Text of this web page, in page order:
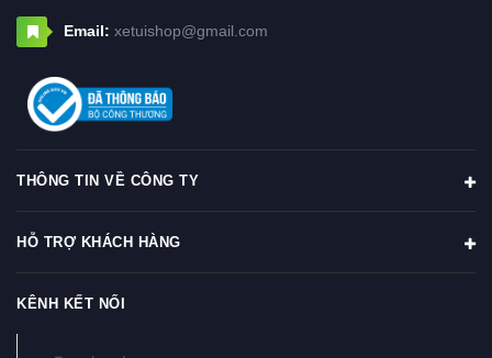
Email: xetuishop@gmail.com
THÔNG TIN VỀ CÔNG TY
HỖ TRỢ KHÁCH HÀNG
KÊNH KẾT NỐI